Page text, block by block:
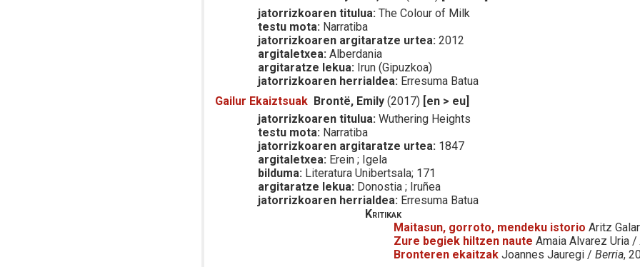
jatorrizkoaren titulua: The Colour of Milk
testu mota: Narratiba
jatorrizkoaren argitaratze urtea: 2012
argitaletxea: Alberdania
argitaratze lekua: Irun (Gipuzkoa)
jatorrizkoaren herrialdea: Erresuma Batua
Gailur Ekaiztsuak Brontë, Emily (2017) [en > eu]
jatorrizkoaren titulua: Wuthering Heights
testu mota: Narratiba
jatorrizkoaren argitaratze urtea: 1847
argitaletxea: Erein ; Igela
bilduma: Literatura Unibertsala; 171
argitaratze lekua: Donostia ; Iruñea
jatorrizkoaren herrialdea: Erresuma Batua
Kritikak
Maitasun, gorroto, mendeku istorio Aritz
Zure begiek hiltzen naute Amaia Alvarez Uria /
Bronteren ekaitzak Joannes Jauregi /Berria,